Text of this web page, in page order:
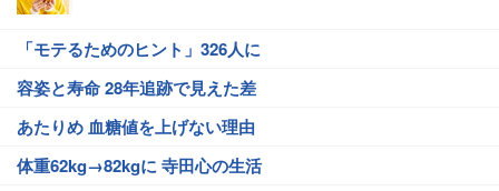
「モテるためのヒント」326人に
容姿と寿命 28年追跡で見えた差
あたりめ 血糖値を上げない理由
体重62kg→82kgに 寺田心の生活